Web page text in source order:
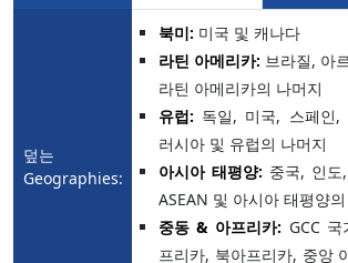
덮는
Geographies:
북미: 미국 및 캐나다
라틴 아메리카: 브라질, 아
라틴 아메리카의 나머지
유럽: 독일, 미국, 스페인,
러시아 및 유럽의 나머지
아시아 태평양: 중국, 인
ASEAN 및 아시아 태평양
중동 & 아프리카: GCC
프리카, 북아프리카, 중앙